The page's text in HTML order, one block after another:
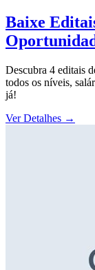
Baixe
Descubra 4 editais
todos os níveis,
já!
Ver Detalhes →